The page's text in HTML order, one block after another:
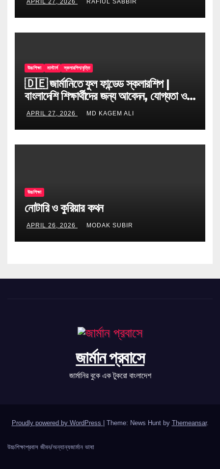
APRIL 27, 2026 RAFIUL SABBIR
উচ্চশিক্ষা মাস্টার্স স্কলারশিপ/বৃত্তি
🇩🇪 জার্মানিতে ফুল ফান্ডেড স্কলারশিপ |
বাংলাদেশি শিক্ষার্থীদের জন্য আবেদন, যোগ্যতা ও
টিপস
APRIL 27, 2026 MD KAGEM ALI
উচ্চশিক্ষা
নোটারি ও কুরিয়ার কথন
APRIL 26, 2026 MODAK SUBIR
জার্মান প্রবাসে
জার্মানির বুকে এক টুকরো বাংলাদেশ
Proudly powered by WordPress Theme: News Hunt by Themeansar.
উচ্চশিক্ষাপ্রবাস জীবন/অন্যান্যজার্মান ভাষা